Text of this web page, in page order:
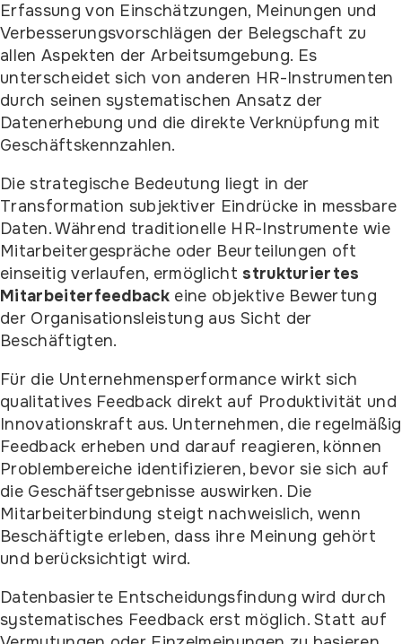
Erfassung von Einschätzungen, Meinungen und
Verbesserungsvorschlägen der Belegschaft zu
allen Aspekten der Arbeitsumgebung. Es
unterscheidet sich von anderen HR-Instrumenten
durch seinen systematischen Ansatz der
Datenerhebung und die direkte Verknüpfung mit
Geschäftskennzahlen.
Die strategische Bedeutung liegt in der
Transformation subjektiver Eindrücke in messbare
Daten. Während traditionelle HR-Instrumente wie
Mitarbeitergespräche oder Beurteilungen oft
einseitig verlaufen, ermöglicht strukturiertes
Mitarbeiterfeedback eine objektive Bewertung
der Organisationsleistung aus Sicht der
Beschäftigten.
Für die Unternehmensperformance wirkt sich
qualitatives Feedback direkt auf Produktivität und
Innovationskraft aus. Unternehmen, die regelmäßig
Feedback erheben und darauf reagieren, können
Problembereiche identifizieren, bevor sie sich auf
die Geschäftsergebnisse auswirken. Die
Mitarbeiterbindung steigt nachweislich, wenn
Beschäftigte erleben, dass ihre Meinung gehört
und berücksichtigt wird.
Datenbasierte Entscheidungsfindung wird durch
systematisches Feedback erst möglich. Statt auf